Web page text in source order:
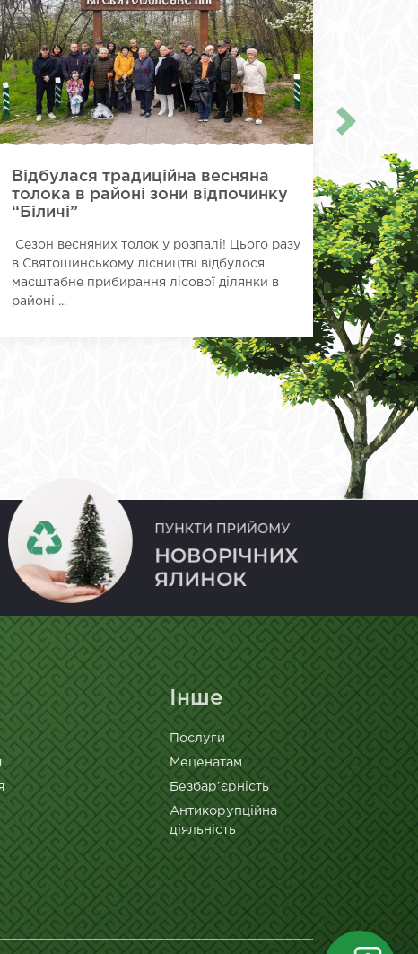
Відбулася традиційна весняна
толока в районі зони відпочинку
“Біличі”
Сезон весняних толок у розпалі! Цього разу
в Святошинському лісництві відбулося
масштабне прибирання лісової ділянки в
районі ...
У межах
Інше
Послуги
Меценатам
Безбар’єрність
Антикорупційна
діяльність